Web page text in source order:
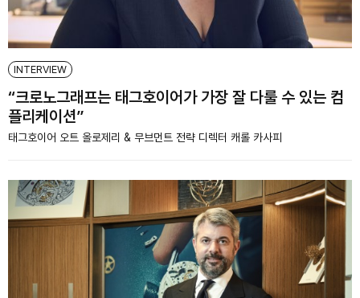
INTERVIEW
“크로노그래프는 태그호이어가 가장 잘 다룰 수 있는 컴
플리케이션”
태그호이어 오트 올로제리 & 무브먼트 전략 디렉터 캐롤 카사피